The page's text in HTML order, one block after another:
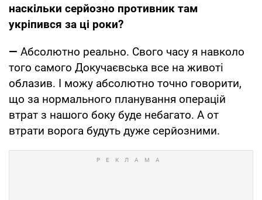
наскільки серйозно противник там
укріпився за ці роки?
— Абсолютно реально. Свого часу я навколо
того самого Докучаєвська все на животі
облазив. І можу абсолютно точно говорити,
що за нормального планування операцій
втрат з нашого боку буде небагато. А от
втрати ворога будуть дуже серйозними.